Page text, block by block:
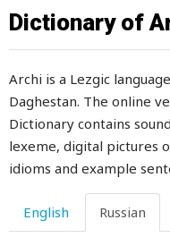
Dictionary of
Archi is a Lezgic
Daghestan. The online
Dictionary contains
lexeme, digital pictures
idioms and example
English Russian
внучка
внушительный
во
вовремя